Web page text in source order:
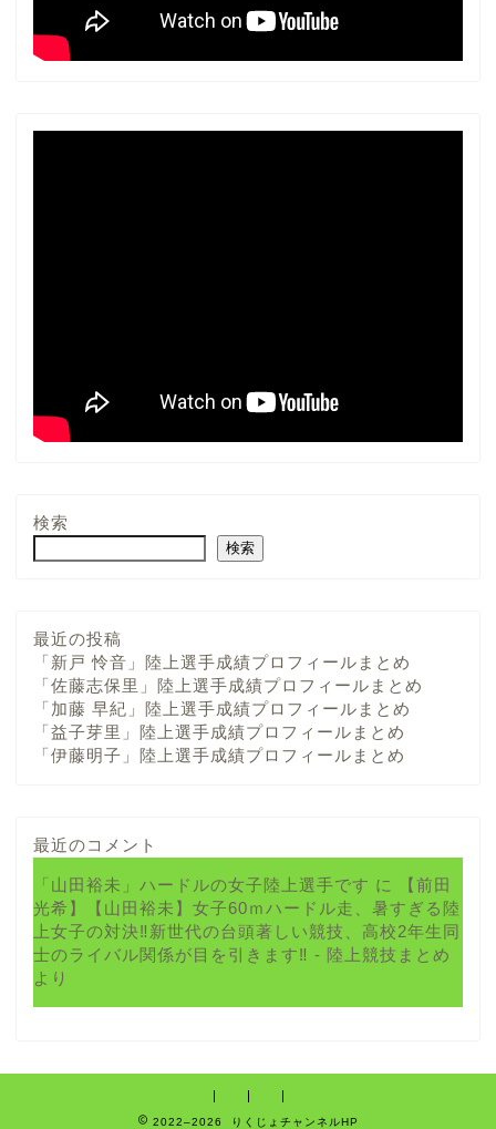
検索
検索
最近の投稿
「新戸 怜音」陸上選手成績プロフィールまとめ
「佐藤志保里」陸上選手成績プロフィールまとめ
「加藤 早紀」陸上選手成績プロフィールまとめ
「益子芽里」陸上選手成績プロフィールまとめ
「伊藤明子」陸上選手成績プロフィールまとめ
最近のコメント
「山田裕未」ハードルの女子陸上選手です に
【前田
光希】【山田裕未】女子60ｍハードル走、暑すぎる陸
上女子の対決‼新世代の台頭著しい競技、高校2年生同
士のライバル関係が目を引きます‼ - 陸上競技まとめ
より
2022–2026 りくじょチャンネルHP